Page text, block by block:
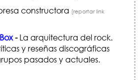
constructora [reportar link
-La arquitectura del rock.
y reseñas discográficas
pasados y actuales.